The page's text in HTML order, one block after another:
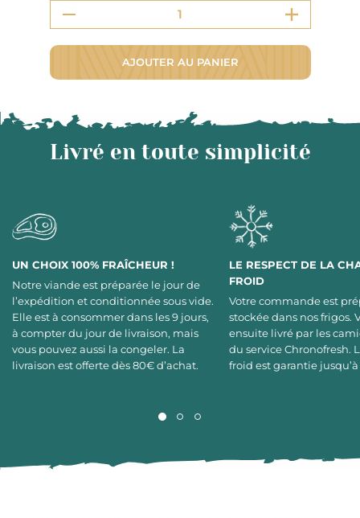
AJOUTER AU PANIER
Livré en toute simplicité
UN CHOIX 100% FRAÎCHEUR !
Notre viande est préparée le jour de
l’expédition et conditionnée sous vide.
Elle est à consommer dans les 9 jours,
à compter du jour de livraison, mais
vous pouvez aussi la congeler. La
livraison est offerte dès 80€ d’achat.
LE RESPECT DE LA
FROID
Votre commande est
stockée dans nos frigos.
ensuite livré par les
du service Chronofresh.
froid est garantie